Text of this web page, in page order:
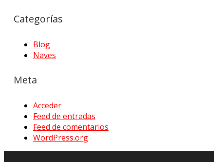
Categorías
Blog
Naves
Meta
Acceder
Feed de entradas
Feed de comentarios
WordPress.org